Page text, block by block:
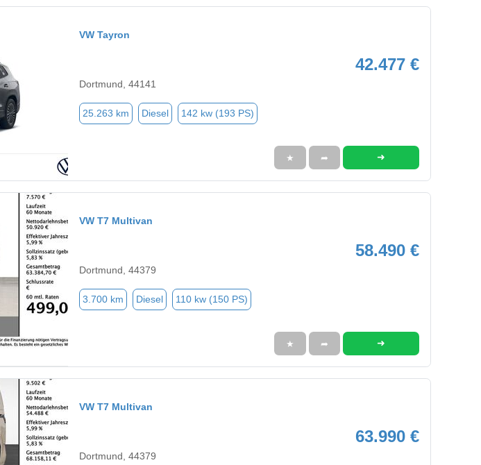
VW Tayron
42.477 €
Dortmund, 44141
25.263 km Diesel 142 kw (193 PS)
★ ➦ ➜
VW T7 Multivan
58.490 €
Dortmund, 44379
3.700 km Diesel 110 kw (150 PS)
★ ➦ ➜
VW T7 Multivan
63.990 €
Dortmund, 44379